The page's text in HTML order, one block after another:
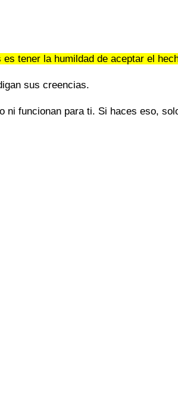
tener la humildad de aceptar el
sus creencias.
funcionan para ti. Si haces eso,